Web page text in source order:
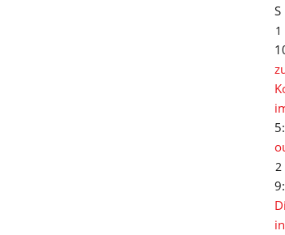
S
1
2